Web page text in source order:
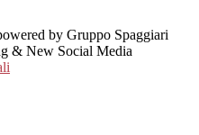
by Gruppo Spaggiari
& New Social Media